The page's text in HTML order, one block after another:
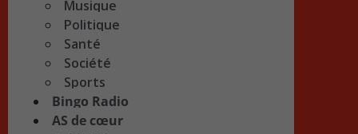
Musique
Politique
Santé
Société
Sports
Bingo Radio
AS de cœur